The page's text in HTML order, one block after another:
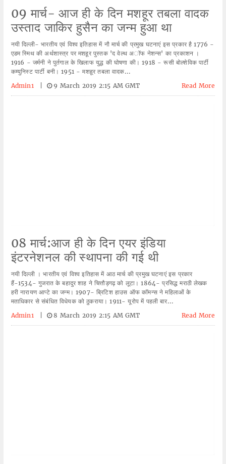
09 मार्च- आज ही के दिन मशहूर तबला वादक
उस्ताद जाकिर हुसैन का जन्म हुआ था
नयी दिल्ली- भारतीय एवं विश्व इतिहास में नौ मार्च की प्रमुख घटनाएं इस प्रकार है 1776 -
एडम स्मिथ की अर्थशास्त्र पर मशहूर पुस्तक 'द वेल्थ अॉफ नेशन्स' का प्रकाशन ।
1916 - जर्मनी ने पुर्तगाल के खिलाफ युद्ध की घोषणा की। 1918 - रूसी बोल्शेविक पार्टी
कम्युनिस्ट पार्टी बनी। 1951 - मशहूर तबला वादक...
Admin1
9 March 2019 2:15 AM GMT Read More
08 मार्च:आज ही के दिन एयर इंडिया
इंटरनेशनल की स्थापना की गई थी
नयी दिल्ली । भारतीय एवं विश्व इतिहास में आठ मार्च की प्रमुख घटनाएं इस प्रकार
हैं-1534- गुजरात के बहादुर शाह ने चित्तौड़गढ़ को लूटा। 1864- प्रसिद्ध मराठी लेखक
हरी नारायण आप्टे का जन्म। 1907- ब्रिटिश हाउस ऑफ कॉमन्स ने महिलाओं के
मताधिकार से संबंधित विधेयक को ठुकराया। 1911- यूरोप में पहली बार...
Admin1
8 March 2019 2:15 AM GMT Read More